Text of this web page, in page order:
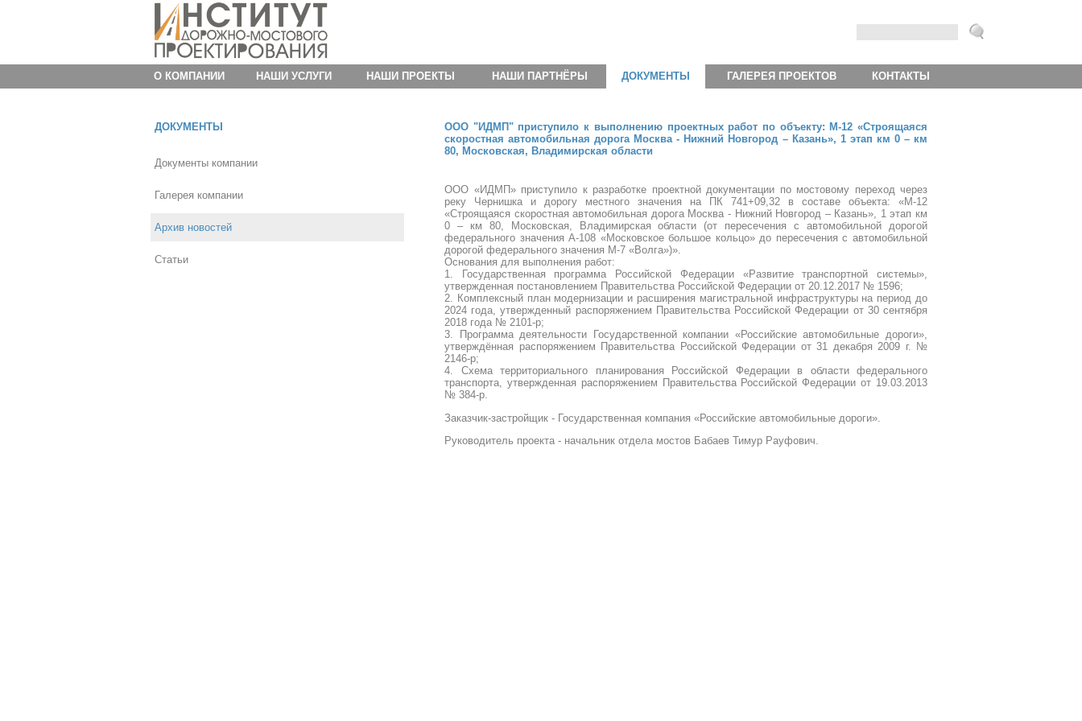
О КОМПАНИИ НАШИ УСЛУГИ НАШИ ПРОЕКТЫ НАШИ ПАРТНЁРЫ ДОКУМЕНТЫ ГАЛЕРЕЯ ПРОЕКТОВ КОНТАКТЫ
ДОКУМЕНТЫ
Документы компании
Галерея компании
Архив новостей
Статьи
ООО "ИДМП" приступило к выполнению проектных работ по объекту: М-12 «Строящаяся
скоростная автомобильная дорога Москва - Нижний Новгород – Казань», 1 этап км 0 – км
80, Московская, Владимирская области
ООО «ИДМП» приступило к разработке проектной документации по мостовому переход через
реку Чернишка и дорогу местного значения на ПК 741+09,32 в составе объекта: «М-12
«Строящаяся скоростная автомобильная дорога Москва - Нижний Новгород – Казань», 1 этап км
0 – км 80, Московская, Владимирская области (от пересечения с автомобильной дорогой
федерального значения А-108 «Московское большое кольцо» до пересечения с автомобильной
дорогой федерального значения М-7 «Волга»)».
Основания для выполнения работ:
1. Государственная программа Российской Федерации «Развитие транспортной системы»,
утвержденная постановлением Правительства Российской Федерации от 20.12.2017 № 1596;
2. Комплексный план модернизации и расширения магистральной инфраструктуры на период до
2024 года, утвержденный распоряжением Правительства Российской Федерации от 30 сентября
2018 года № 2101-р;
3. Программа деятельности Государственной компании «Российские автомобильные дороги»,
утверждённая распоряжением Правительства Российской Федерации от 31 декабря 2009 г. №
2146-р;
4. Схема территориального планирования Российской Федерации в области федерального
транспорта, утвержденная распоряжением Правительства Российской Федерации от 19.03.2013
№ 384-р.
Заказчик-застройщик - Государственная компания «Российские автомобильные дороги».
Руководитель проекта - начальник отдела мостов Бабаев Тимур Рауфович.